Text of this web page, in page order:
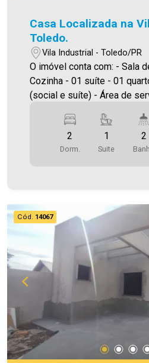
Casa Localizada na
Toledo.
Vila Industrial - Toledo/PR
O imóvel conta com: - Sala
Cozinha - 01 suíte - 01
(social e suíte) - Área de
60,00m² Área de terreno 102,40m² A
Ativa possui hoje uma das
imóveis administrados da
informações aqui prestadas
todavia, reservamo-nos o
qualquer erro de digitação
como alteração dos preços
meramente ilustrativas.
2
Dorm.
1
Suite
2
Cód. 14067